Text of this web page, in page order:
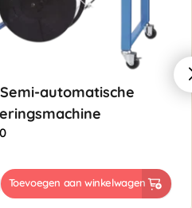
Semi-automatische
Toevoegen aan winkelwagen